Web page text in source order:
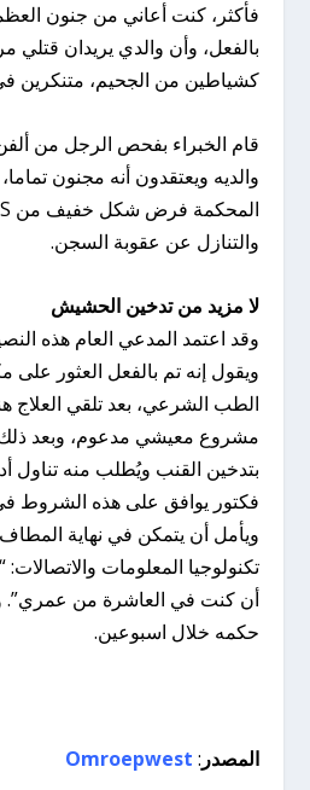
فأكثر، كنت أعاني من جنون
بالفعل، وأن والدي يريدان قتلي
كشياطين من الجحيم، متنكرين
قام الخبراء بفحص الرجل من
والديه ويعتقدون أنه مجنون
والتنازل عن عقوبة السجن.
لا مزيد من تدخين الحشيش
وقد اعتمد المدعي العام هذه
ويقول إنه تم بالفعل العثور
الطب الشرعي، بعد تلقي
مشروع معيشي مدعوم، وبعد
بتدخين القنب ويُطلب منه تناول
فكتور يوافق على هذه الشروط
ويأمل أن يتمكن في نهاية
تكنولوجيا المعلومات
أن كنت في العاشرة من
حكمه خلال اسبوعين.
المصدر :
Omroepwest